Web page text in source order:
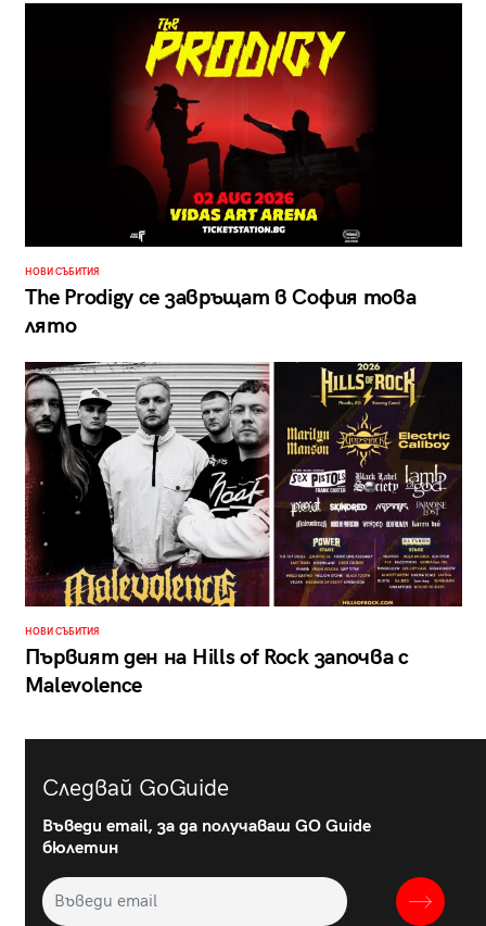
НОВИ СЪБИТИЯ
The Prodigy се завръщат в София това
лято
НОВИ СЪБИТИЯ
Първият ден на Hills of Rock започва с
Malevolence
Следвай GoGuide
Въведи email, за да получаваш GO Guide
бюлетин